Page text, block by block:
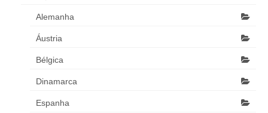
Alemanha
Áustria
Bélgica
Dinamarca
Espanha